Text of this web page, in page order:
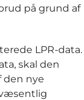
på grund af
LPR-data.
skal den
den nye